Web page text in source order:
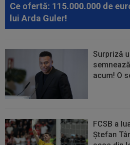
Ce ofertă: 115.000.000 de
lui Arda Guler!
Surpriză
acum! O
FCSB a
Ștefan